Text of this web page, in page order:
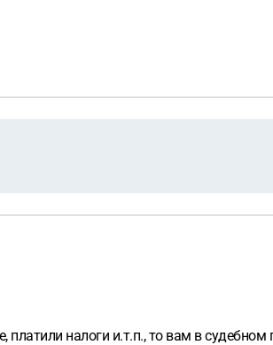
налоги и.т.п., то вам в